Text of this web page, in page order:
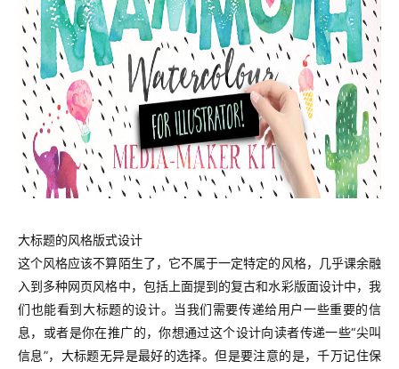
大标题的风格版式设计
这个风格应该不算陌生了，它不属于一定特定的风格，几乎课余融
入到多种网页风格中，包括上面提到的复古和水彩版面设计中，我
们也能看到大标题的设计。当我们需要传递给用户一些重要的信
息，或者是你在推广的，你想通过这个设计向读者传递一些“尖叫
信息”，大标题无异是最好的选择。但是要注意的是，千万记住保